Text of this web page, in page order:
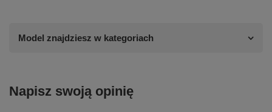
Model znajdziesz w kategoriach
Napisz swoją opinię